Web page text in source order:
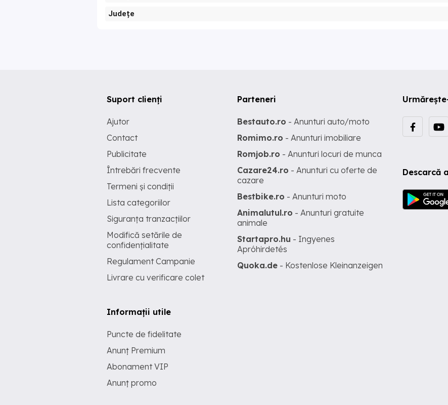
Județe
Descarcă
Suport clienți
Ajutor
Contact
Publicitate
Întrebări frecvente
Termeni și condiții
Lista categoriilor
Siguranța tranzacțiilor
Modifică setările de
confidențialitate
Regulament Campanie
Livrare cu verificare colet
Informații utile
Puncte de fidelitate
Anunț Premium
Abonament VIP
Anunț promo
Parteneri
Bestauto.ro - Anunturi auto/moto
Romimo.ro - Anunturi imobiliare
Romjob.ro - Anunturi locuri de munca
Cazare24.ro - Anunturi cu oferte de
cazare
Bestbike.ro - Anunturi moto
Animalutul.ro - Anunturi gratuite
animale
Startapro.hu - Ingyenes
Apróhirdetés
Quoka.de - Kostenlose Kleinanzeigen